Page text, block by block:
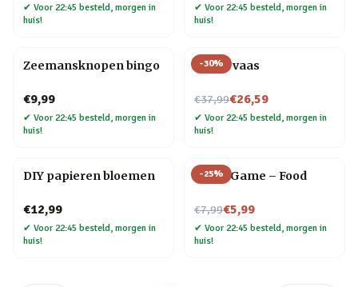
✔ Voor 22:45 besteld, morgen in
huis!
✔ Voor 22:45 besteld, morgen in
huis!
Zeemansknopen bingo
€9,99
✔ Voor 22:45 besteld, morgen in
huis!
-30%
Donut vaas
€37,99
Nu voor€26,59
✔ Voor 22:45 besteld, morgen in
huis!
DIY papieren bloemen
€12,99
✔ Voor 22:45 besteld, morgen in
huis!
-25%
Trivia Game – Food
€7,99
Nu voor€5,99
✔ Voor 22:45 besteld, morgen in
huis!